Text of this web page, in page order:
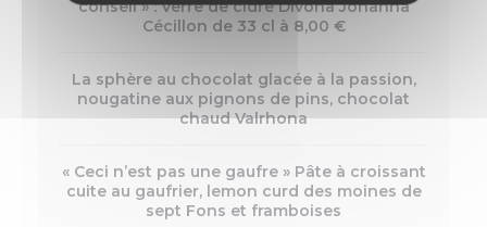
conseil » : Verre de cidre Divona Johanna
Cécillon de 33 cl à 8,00 €
La sphère au chocolat glacée à la passion,
nougatine aux pignons de pins, chocolat
chaud Valrhona
« Ceci n’est pas une gaufre » Pâte à croissant
cuite au gaufrier, lemon curd des moines de
sept Fons et framboises